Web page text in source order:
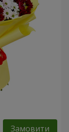
Замовити